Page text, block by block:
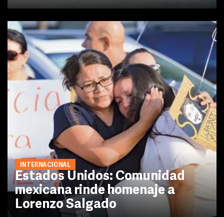
INTERNACIONAL
Estados Unidos: Comunidad
mexicana rinde homenaje a
Lorenzo Salgado